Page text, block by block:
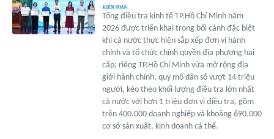
Tổng điều tra kinh tế TP.Hồ Chí Minh năm
2026 được triển khai trong bối cảnh đặc biệt
khi cả nước thực hiện sắp xếp đơn vị hành
chính và tổ chức chính quyền địa phương hai
cấp; riêng TP.Hồ Chí Minh vừa mở rộng địa
giới hành chính, quy mô dân số vượt 14 triệu
người, kéo theo khối lượng điều tra lớn nhất
cả nước với hơn 1 triệu đơn vị điều tra, gồm
trên 400.000 doanh nghiệp và khoảng 690.000
cơ sở sản xuất, kinh doanh cá thể.